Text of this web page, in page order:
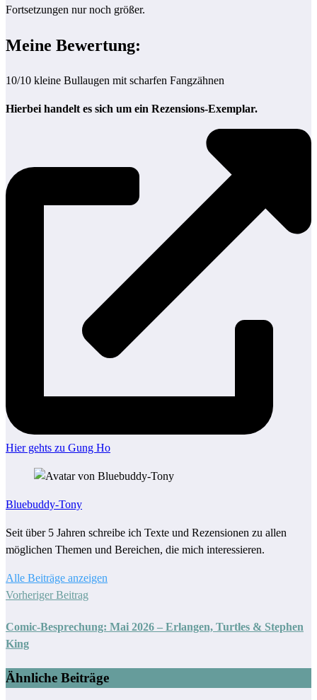
Fortsetzungen nur noch größer.
Meine Bewertung:
10/10 kleine Bullaugen mit scharfen Fangzähnen
Hierbei handelt es sich um ein Rezensions-Exemplar.
Hier gehts zu Gung Ho
Bluebuddy-Tony
Seit über 5 Jahren schreibe ich Texte und Rezensionen zu allen
möglichen Themen und Bereichen, die mich interessieren.
Alle Beiträge anzeigen
Vorheriger Beitrag
Comic-Besprechung: Mai 2026 – Erlangen, Turtles & Stephen
King
Ähnliche Beiträge